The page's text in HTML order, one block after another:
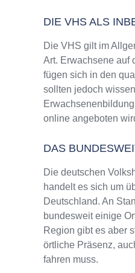
DIE VHS ALS
Die VHS gilt im
Art. Erwachsene auf
fügen sich in den
sollten jedoch
online angeboten
DAS
Die deutschen
handelt es sich um
Deutschland. An
bundesweit einige
Region gibt es aber
örtliche Präsenz,
fahren muss.